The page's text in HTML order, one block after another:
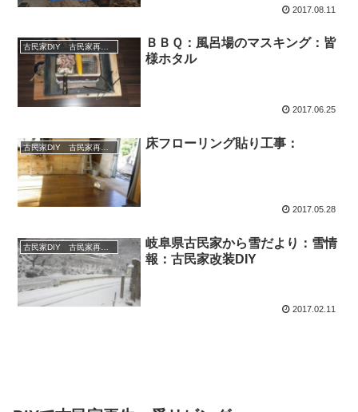
2017.08.11
古民家DIY 古民家再生 別荘 リフォーム 小屋 薪ストーブ
ＢＢＱ：風呂場のマスキング：皆
様ホタル
2017.06.25
床フローリング貼り工事：
2017.05.28
岐阜県古民家から雪だより：雪情
報：古民家改装DIY
2017.02.11